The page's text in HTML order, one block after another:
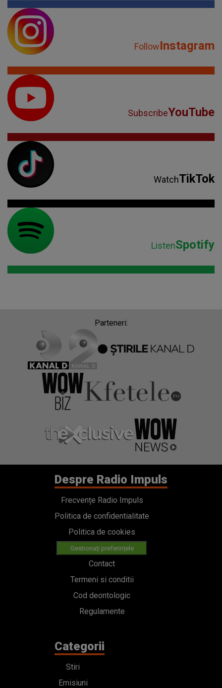
FollowInstagram
SubscribeYouTube
WatchTikTok
ListenSpotify
Parteneri:
Despre Radio Impuls
Frecvențe Radio Impuls
Politica de confidentialitate
Politica de cookies
Gestionați preferințele
Contact
Termeni si conditii
Cod deontologic
Regulamente
Categorii
Stiri
Emisiuni